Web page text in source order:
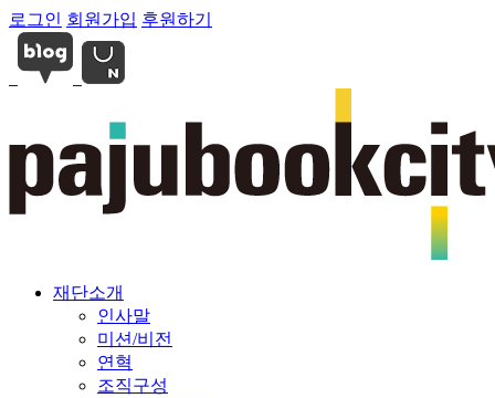
로그인 회원가입 후원하기
재단소개
인사말
미션/비전
연혁
조직구성